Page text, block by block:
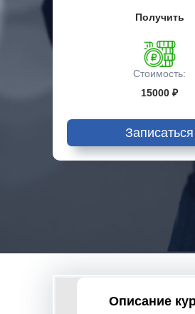
Получить
Стоимость:
15000 ₽
Записаться
Описание